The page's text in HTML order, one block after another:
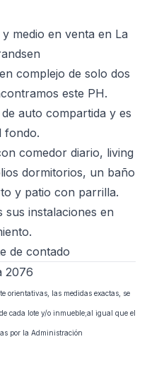
medio en venta en La
complejo de solo dos
este PH.
auto compartida y es
fondo.
comedor diario, living
dormitorios, un baño
y patio con parrilla.
sus instalaciones en
de contado
2076
orientativas, las medidas exactas, se
cada lote y/o inmueble;al igual que el
por la Administración